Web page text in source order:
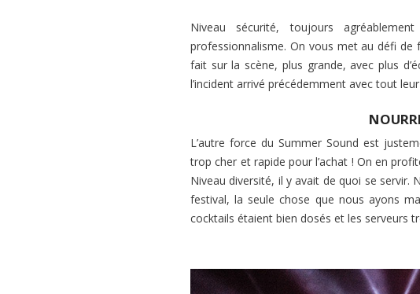
Niveau sécurité, toujours
professionnalisme. On vous met au défi de
fait sur la scène, plus grande, avec plus
l’incident arrivé précédemment avec tout
L’autre force du Summer Sound est
trop cher et rapide pour l’achat ! On en
Niveau diversité, il y avait de quoi se
festival, la seule chose que nous ayons
cocktails étaient bien dosés et les serveurs